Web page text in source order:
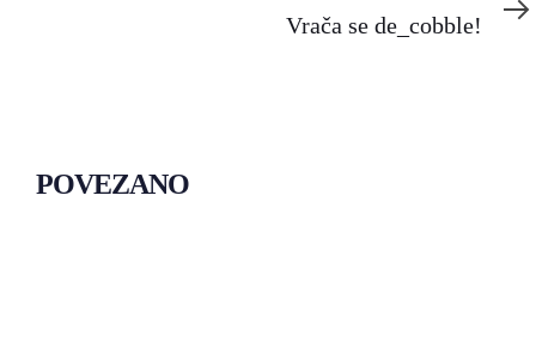
Article
Vrača se de_cobble!
POVEZANO